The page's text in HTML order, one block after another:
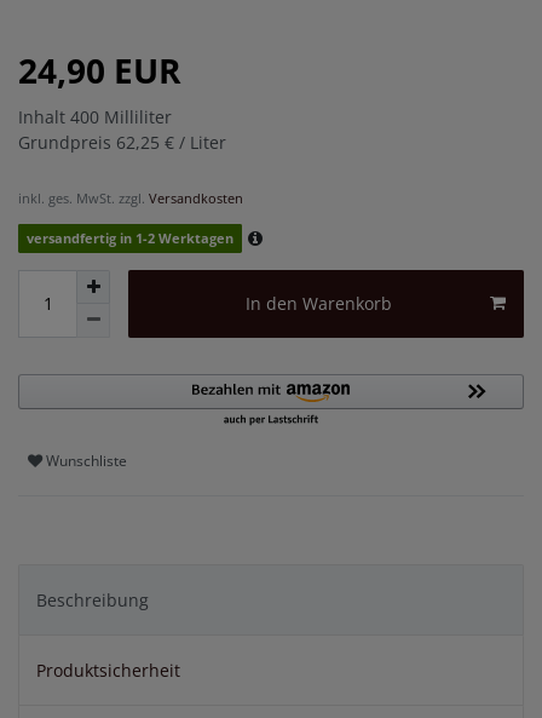
24,90 EUR
Inhalt 400 Milliliter
Grundpreis 62,25 € / Liter
inkl. ges. MwSt. zzgl. Versandkosten
versandfertig in 1-2 Werktagen
In den Warenkorb
Wunschliste
Beschreibung
Produktsicherheit